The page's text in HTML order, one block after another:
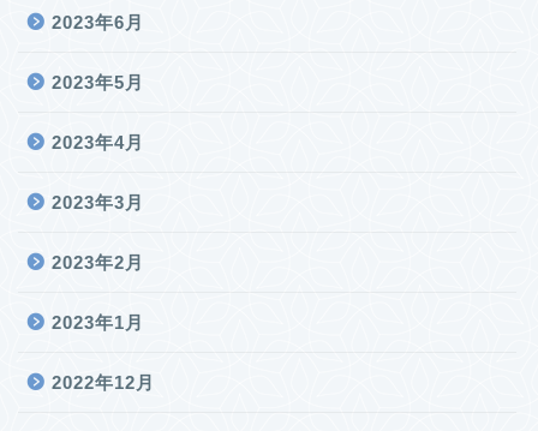
2023年6月
2023年5月
2023年4月
2023年3月
2023年2月
2023年1月
2022年12月